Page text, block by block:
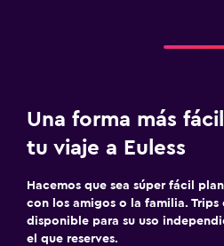
Una forma más
tu viaje a Euless
Hacemos que sea súper fácil
con los amigos o la familia. Trips
disponible para su uso
el que reserves.